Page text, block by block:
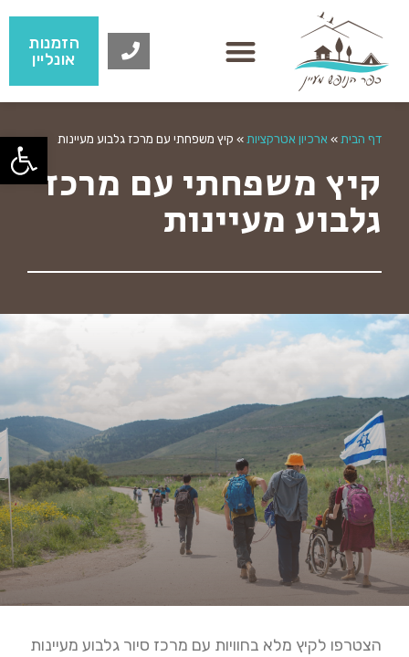
הזמנות
אונליין
דף הבית » ארכיון אטרקציות » קיץ משפחתי עם מרכז גלבוע מעיינות
קיץ משפחתי עם מרכז
גלבוע מעיינות
הצטרפו לקיץ מלא בחוויות עם מרכז סיור גלבוע מעיינות